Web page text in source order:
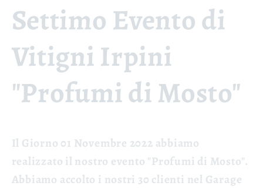
Settimo Evento di
Vitigni Irpini
"Profumi di Mosto"
Il Giorno 01 Novembre 2022 abbiamo
realizzato il nostro evento "Profumi di Mosto".
Abbiamo accolto i nostri 30 clienti nel Garage